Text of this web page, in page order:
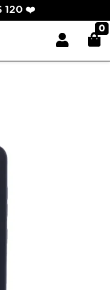
120 ❤️
0